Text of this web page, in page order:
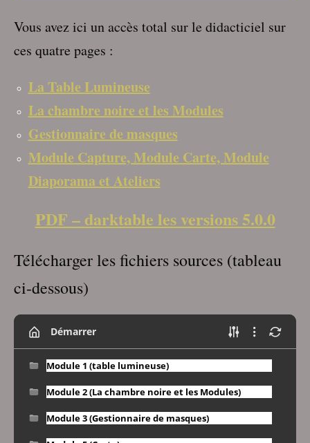
Vous avez ici un accès total sur le didacticiel sur
ces quatre pages :
La Table Lumineuse
La chambre noire et les Modules
Gestionnaire de masques
Module Capture, Module Carte, Module
Diaporama et Ateliers
PDF – darktable les versions 5.0.0
Télécharger les fichiers sources (tableau
ci-dessous)
Démarrer
Module 1 (table lumineuse)
Module 2 (La chambre noire et les Modules)
Module 3 (Gestionnaire de masques)